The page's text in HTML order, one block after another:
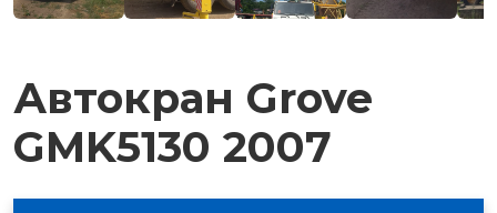
Автокран Grove
GMK5130 2007